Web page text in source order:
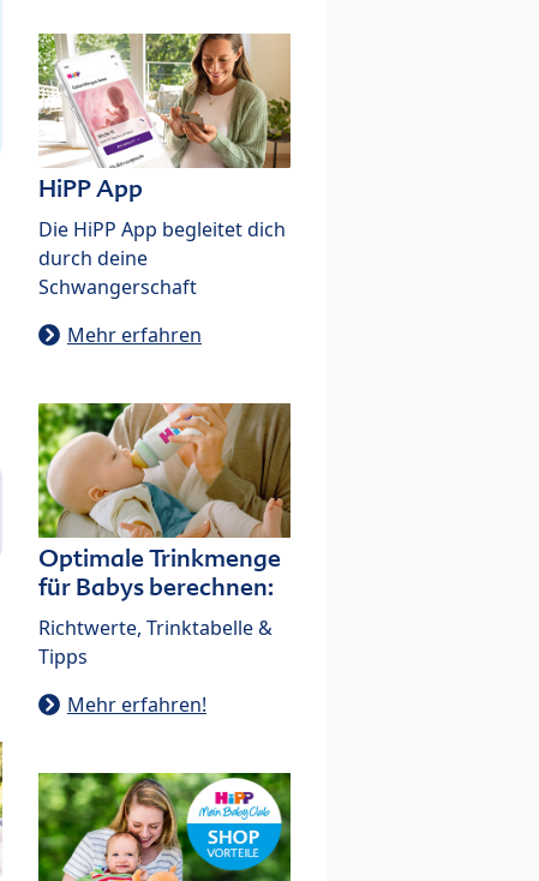
HiPP App
Die HiPP App begleitet dich
durch deine
Schwangerschaft
Mehr erfahren
Optimale Trinkmenge
für Babys berechnen:
Richtwerte, Trinktabelle &
Tipps
Mehr erfahren!